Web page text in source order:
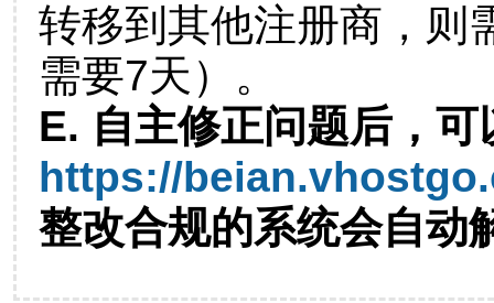
转移到其他注册商，则
需要7天）。
E. 自主修正问题后，可
https://
整改合规的系统会自动